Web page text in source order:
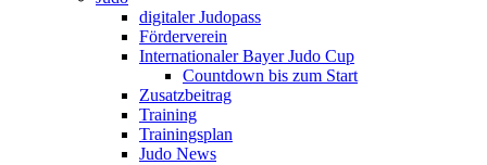
digitaler Judopass
Förderverein
Internationaler Bayer Judo Cup
Countdown bis zum Start
Zusatzbeitrag
Training
Trainingsplan
Judo News